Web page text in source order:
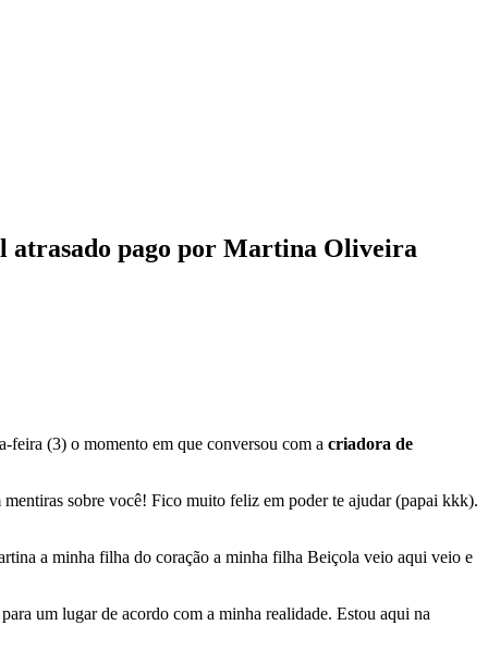
atrasado pago por Martina Oliveira
feira (3) o momento em que conversou com a criadora de
sobre você! Fico muito feliz em poder te ajudar (papai kkk).
a minha filha do coração a minha filha Beiçola veio aqui veio e
um lugar de acordo com a minha realidade. Estou aqui na